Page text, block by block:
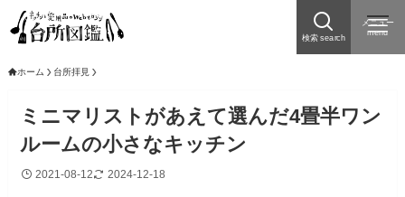
検索 search
メニュー
menu
ホーム 台所拝見
ミニマリストがあえて選んだ4畳半ワン
ルームの小さなキッチン
2021-08-12 2024-12-18